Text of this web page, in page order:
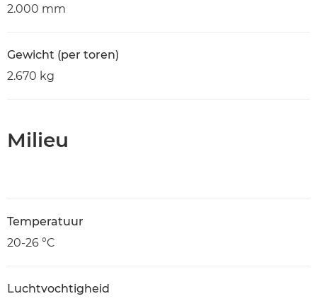
2.000 mm
Gewicht (per toren)
2.670 kg
Milieu
Temperatuur
20-26 °C
Luchtvochtigheid